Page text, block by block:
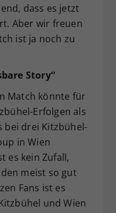
dass es jetzt
Aber wir freuen
ist ja noch zu
Story“
Match könnte für
Erfolgen als
bei drei Kitzbühel-
in Wien
es kein Zufall,
meist so gut
Fans ist es
und Wien